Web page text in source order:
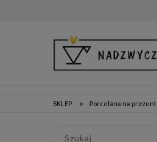
SKLEP » Porcelana na prezent